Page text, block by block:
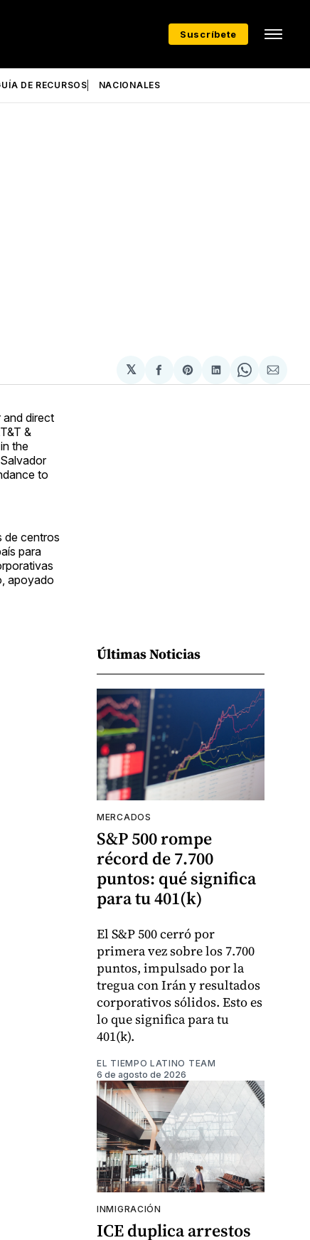
Suscríbete
DE RECURSOS NACIONALES
𝕏
Compartir
en
Share
on
Compartir
en
Share
on
via
and direct
&
the
to
de centros
para
apoyado
Últimas Noticias
MERCADOS
S&P 500 rompe
récord de 7.700
puntos: qué significa
para tu 401(k)
El S&P 500 cerró por
primera vez sobre los 7.700
puntos, impulsado por la
tregua con Irán y resultados
corporativos sólidos. Esto es
lo que significa para tu
401(k).
EL TIEMPO LATINO TEAM
6 de agosto de 2026
INMIGRACIÓN
ICE duplica arrestos